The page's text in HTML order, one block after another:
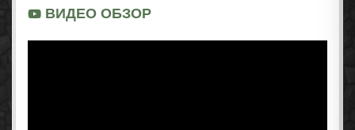
ВИДЕО ОБЗОР